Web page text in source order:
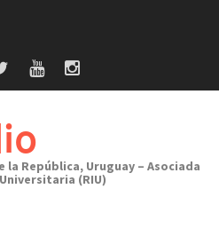
la República, Uruguay – Asociada
(RIU)